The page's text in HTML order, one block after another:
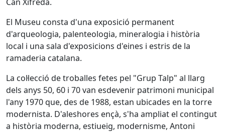
El Museu consta d'una exposició permanent
d'arqueologia, palenteologia, mineralogia i història
local i una sala d'exposicions d'eines i estris de la
ramaderia catalana.
La col·lecció de troballes fetes pel "Grup Talp" al llarg
dels anys 50, 60 i 70 van esdevenir patrimoni municipal
l'any 1970 que, des de 1988, estan ubicades en la torre
modernista. D'aleshores ençà, s'ha ampliat el contingut
a història moderna, estiueig, modernisme, Antoni